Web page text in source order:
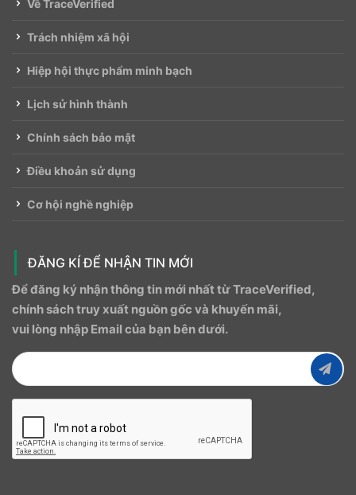
Về TraceVerified
Trách nhiệm xã hội
Hiệp hội thực phẩm minh bạch
Lịch sử hình thành
Chính sách bảo mật
Điều khoản sử dụng
Cơ hội nghề nghiệp
ĐĂNG KÍ ĐỂ NHẬN TIN MỚI
Để đăng ký nhận thông tin mới nhất từ ​​TraceVerified,
chính sách truy xuất nguồn gốc và khuyến mãi,
vui lòng nhập Email của bạn bên dưới.